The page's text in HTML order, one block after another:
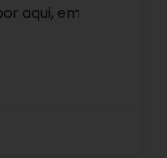
aqui, em